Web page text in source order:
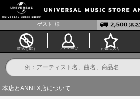
ゲスト 様
商品を探す マイページ お気に入り
本店とANNEX店について